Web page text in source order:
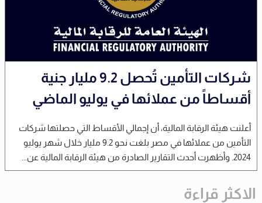
شركات التأمين تُحصل 9.2 مليار جنية
أقساطاً من عملائها في يوليو الماضي
أعلنت هيئة الرقابة المالية، أن إجمالي الأقساط التي حصلتها شركات
التأمين من عملائها في مصر بلغت نحو 9.2 مليار خلال شهر يوليو
2024. وأظهرت أحدث التقارير الصادرة من هيئة الرقابة المالية عن...
الاكثر قراءة